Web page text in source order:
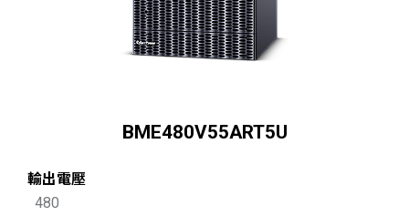
BME480V55ART5U
輸出電壓
480